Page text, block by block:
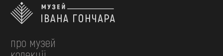
про музей